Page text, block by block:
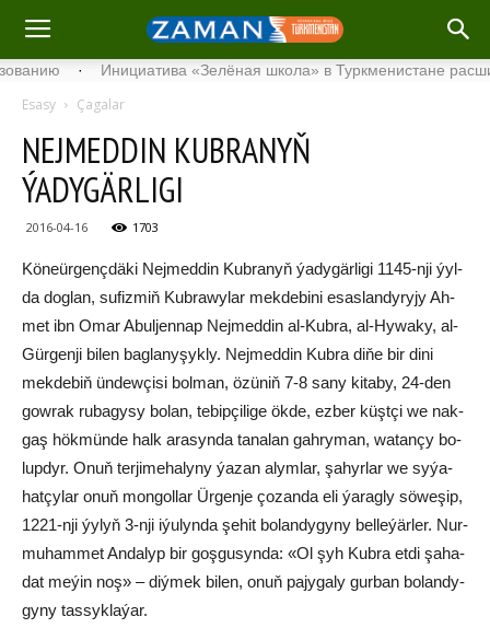
· Инициатива «Зелёная школа» в Туркменистане расширяет
Esasy Çagalar
NEJMEDDIN KUBRANYŇ
ÝADYGÄRLIGI
2016-04-16 1703
Kö­ne­ür­genç­dä­ki Nej­med­din Kub­ra­nyň ýa­dy­gär­li­gi 1145-nji ýyl­
da dog­lan, su­fiz­miň Kubrawylar mek­de­bi­ni esas­lan­dy­ry­jy Ah­
met ibn Omar Abul­jen­nap Nej­med­din al-Kub­ra, al-Hy­wa­ky, al-
Gür­gen­ji bi­len bag­la­ny­şyk­ly. Nej­med­din Kub­ra di­ňe bir di­ni
mek­de­biň ün­dew­çi­si bol­man, özü­niň 7-8 sany ki­ta­by, 24-den
gow­rak ru­ba­gy­sy bo­lan, te­bip­çi­li­ge ök­de, ez­ber küşt­çi we nak­
gaş hök­mün­de halk ara­syn­da ta­na­lan gah­ry­man, wa­tan­çy bo­
lup­dyr. Onuň ter­ji­me­ha­ly­ny ýa­zan alym­lar, şa­hyr­lar we sy­ýa­
hat­çy­lar onuň mon­gol­lar Ür­gen­je ço­zan­da eli ýa­rag­ly söweşip,
1221-nji ýy­lyň 3-nji iýu­lyn­da şe­hit bo­lan­dy­gy­ny bel­le­ýär­ler. Nur­
mu­ham­met An­da­lyp bir goş­gu­syn­da: «Ol şyh Kub­ra et­di şa­ha­
dat me­ýin noş» – diý­mek bi­len, onuň pa­jy­ga­ly gur­ban bo­lan­dy­
gy­ny tas­syk­la­ýar.